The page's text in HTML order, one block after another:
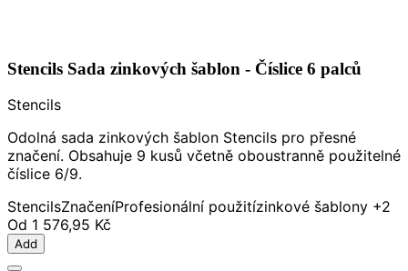
Stencils Sada zinkových šablon - Číslice 6 palců
Stencils
Odolná sada zinkových šablon Stencils pro přesné
značení. Obsahuje 9 kusů včetně oboustranně použitelné
číslice 6/9.
StencilsZnačeníProfesionální použitízinkové šablony +2
Od 1 576,95 Kč
Add